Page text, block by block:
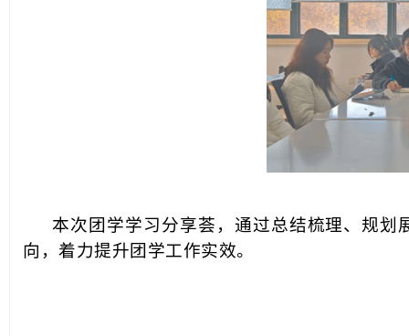
本次团学学习分享荟，通过总结梳理、规
向，着力提升团学工作实效。